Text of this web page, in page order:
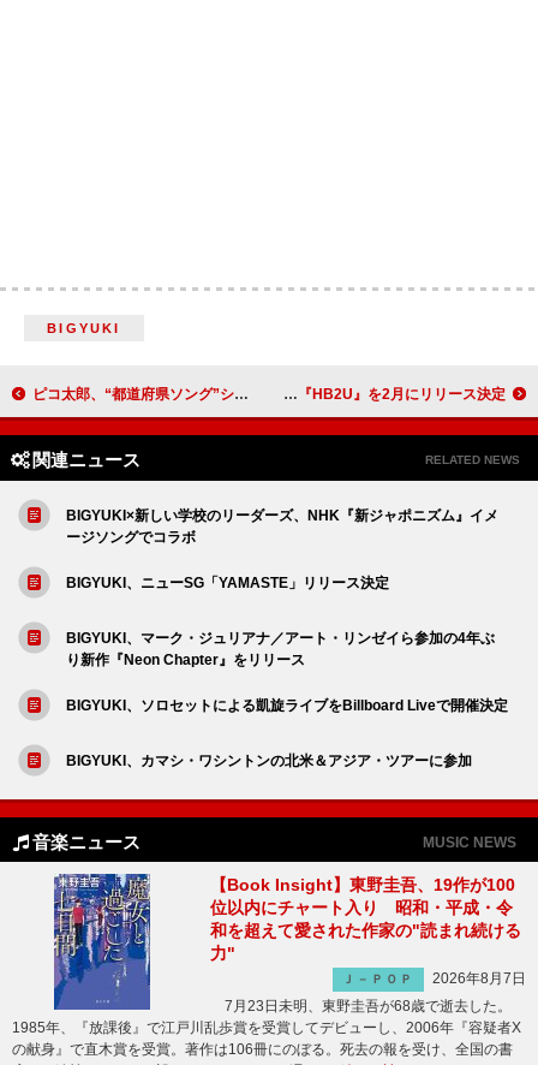
BIGYUKI
ピコ太郎、“都道府県ソング”シリーズを展開 第1弾は東北・北海道エリア 汐れいら、2枚目のEP『HB2U』を2月にリリース決定
関連ニュース RELATED NEWS
BIGYUKI×新しい学校のリーダーズ、NHK『新ジャポニズム』イメ
ージソングでコラボ
BIGYUKI、ニューSG「YAMASTE」リリース決定
BIGYUKI、マーク・ジュリアナ／アート・リンゼイら参加の4年ぶ
り新作『Neon Chapter』をリリース
BIGYUKI、ソロセットによる凱旋ライブをBillboard Liveで開催決定
BIGYUKI、カマシ・ワシントンの北米＆アジア・ツアーに参加
音楽ニュース MUSIC NEWS
【Book Insight】東野圭吾、19作が100
位以内にチャート入り 昭和・平成・令
和を超えて愛された作家の"読まれ続ける
力"
Ｊ－ＰＯＰ
2026年8月7日
7月23日未明、東野圭吾が68歳で逝去した。
1985年、『放課後』で江戸川乱歩賞を受賞してデビューし、2006年『容疑者X
の献身』で直木賞を受賞。著作は106冊にのぼる。死去の報を受け、全国の書